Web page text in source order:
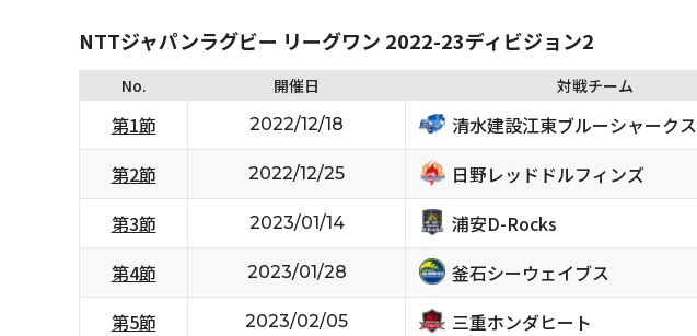
NTTジャパンラグビー リーグワン 2022-23ディビジョン2
No. 開催日 対戦チーム
第1節 2022/12/18 清水建設江東ブルーシャークス
第2節 2022/12/25 日野レッドドルフィンズ
第3節 2023/01/14 浦安D-Rocks
第4節 2023/01/28 釜石シーウェイブス
第5節 2023/02/05 三重ホンダヒート